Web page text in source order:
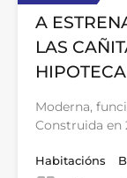
A
LAS
Moderna,
Construida en
Habitacións